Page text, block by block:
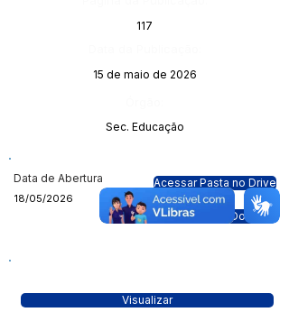
117
15 de maio de 2026
Sec. Educação
Data de Abertura
18/05/2026
Acessar Pasta no Drive
Visualizar Doc
Visualizar